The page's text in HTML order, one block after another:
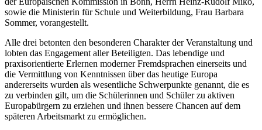
sowie die Ministerin für Schule und Weiterbildung, Frau Barbara
Sommer, vorangestellt.
Alle drei betonten den besonderen Charakter der Veranstaltung und
lobten das Engagement aller Beteiligten. Das lebendige und
praxisorientierte Erlernen moderner Fremdsprachen einerseits und
die Vermittlung von Kenntnissen über das heutige Europa
andererseits wurden als wesentliche Schwerpunkte genannt, die es
zu verbinden gilt, um die Schülerinnen und Schüler zu aktiven
Europabürgern zu erziehen und ihnen bessere Chancen auf dem
späteren Arbeitsmarkt zu ermöglichen.